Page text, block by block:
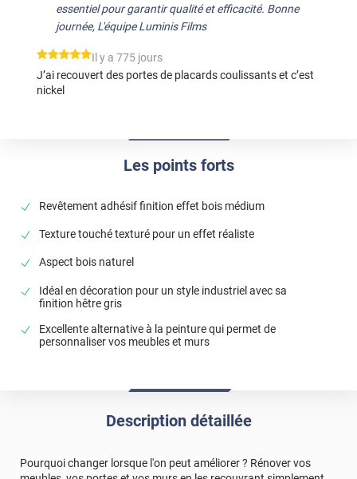
Les points forts
Revêtement adhésif finition effet bois médium
Texture touché texturé pour un effet réaliste
Aspect bois naturel
Idéal en décoration pour un style industriel avec sa
finition hêtre gris
Excellente alternative à la peinture qui permet de
personnaliser vos meubles et murs
essentiel pour garantir qualité et efficacité. Bonne
journée, L'équipe Luminis Films
*****
Il y a 775 jours
J’ai recouvert des portes de placards coulissants et c’est
nickel
Description détaillée
Pourquoi changer lorsque l'on peut améliorer ? Rénover vos